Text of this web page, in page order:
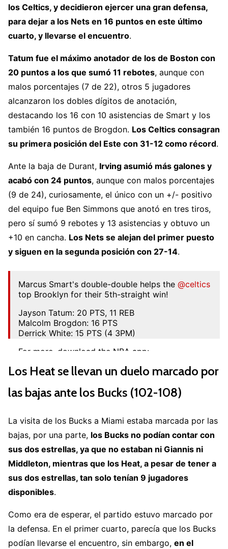
los Celtics, y decidieron ejercer una gran defensa,
para dejar a los Nets en 16 puntos en este último
cuarto, y llevarse el encuentro.
Tatum fue el máximo anotador de los de Boston con
20 puntos a los que sumó 11 rebotes, aunque con
malos porcentajes (7 de 22), otros 5 jugadores
alcanzaron los dobles dígitos de anotación,
destacando los 16 con 10 asistencias de Smart y los
también 16 puntos de Brogdon. Los Celtics consagran
su primera posición del Este con 31-12 como récord.
Ante la baja de Durant, Irving asumió más galones y
acabó con 24 puntos, aunque con malos porcentajes
(9 de 24), curiosamente, el único con un +/- positivo
del equipo fue Ben Simmons que anotó en tres tiros,
pero sí sumó 9 rebotes y 13 asistencias y obtuvo un
+10 en cancha. Los Nets se alejan del primer puesto
y siguen en la segunda posición con 27-14.
Marcus Smart's double-double helps the @celtics
top Brooklyn for their 5th-straight win!
Jayson Tatum: 20 PTS, 11 REB
Malcolm Brogdon: 16 PTS
Derrick White: 15 PTS (4 3PM)
For more, download the NBA app:
pic.twitter.com/C9JlBE1Z84
— NBA (@NBA)January 13, 2023
Los Heat se llevan un duelo marcado por
las bajas ante los Bucks (102-108)
La visita de los Bucks a Miami estaba marcada por las
bajas, por una parte, los Bucks no podían contar con
sus dos estrellas, ya que no estaban ni Giannis ni
Middleton, mientras que los Heat, a pesar de tener a
sus dos estrellas, tan solo tenían 9 jugadores
disponibles.
Como era de esperar, el partido estuvo marcado por
la defensa. En el primer cuarto, parecía que los Bucks
podían llevarse el encuentro, sin embargo, en el